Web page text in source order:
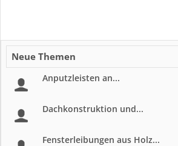
Neue Themen
Anputzleisten an...
Dachkonstruktion und...
Fensterleibungen aus Holz...